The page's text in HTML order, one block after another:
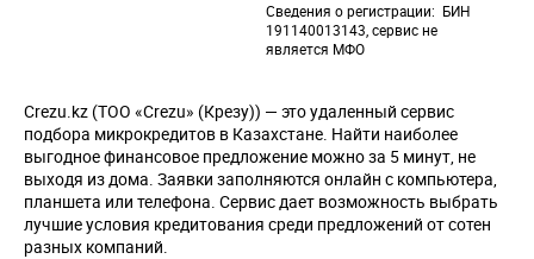
Сведения о регистрации
БИН
191140013143, сервис не
является МФО
Crezu.kz (ТОО «Crezu» (Крезу)) — это удаленный сервис
подбора микрокредитов в Казахстане. Найти наиболее
выгодное финансовое предложение можно за 5 минут, не
выходя из дома. Заявки заполняются онлайн с компьютера,
планшета или телефона. Сервис дает возможность выбрать
лучшие условия кредитования среди предложений от сотен
разных компаний.